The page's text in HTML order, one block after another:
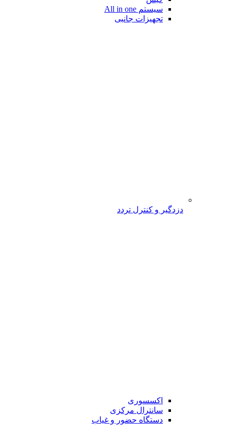
سیستم All in one
تجهیزات جانبی
دزدگیر و کنترل تردد
اکسسوری
سانترال مرکزی
دستگاه حضور و غیاب